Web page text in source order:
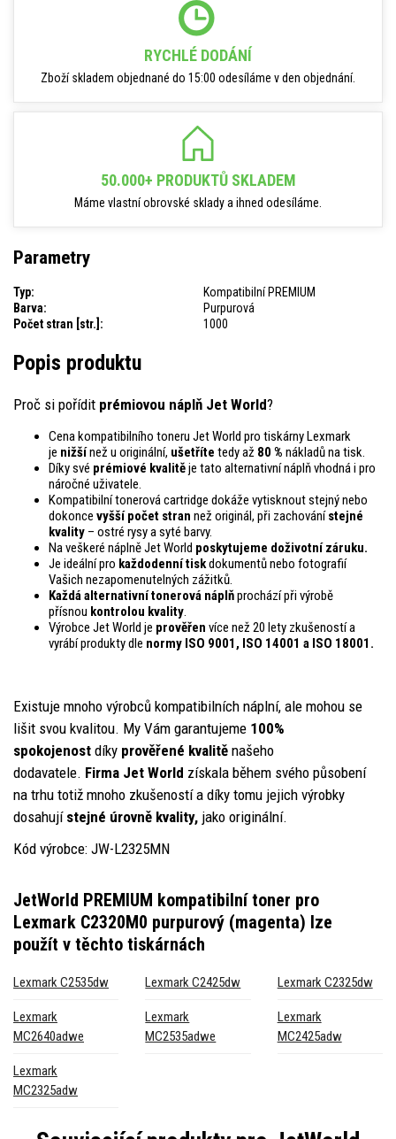
RYCHLÉ DODÁNÍ
Zboží skladem objednané do 15:00 odesíláme v den objednání.
50.000+ PRODUKTŮ SKLADEM
Máme vlastní obrovské sklady a ihned odesíláme.
Parametry
Typ:
Kompatibilní PREMIUM
Barva:
Purpurová
Počet stran [str.]:
1000
Popis produktu
Proč si pořídit prémiovou náplň Jet World?
Cena kompatibilního toneru Jet World pro tiskárny Lexmark
je nižšínež u originální, ušetříte tedy až 80 % nákladů na tisk.
Díky své prémiové kvalitěje tato alternativní náplň vhodná i pro
náročné uživatele.
Kompatibilní tonerová cartridge dokáže vytisknout stejný nebo
dokonce vyšší počet stran než originál, při zachovánístejné
kvality – ostré rysy a syté barvy.
Na veškeré náplně Jet World poskytujeme doživotní záruku.
Je ideální pro každodenní tiskdokumentů nebo fotografií
Vašich nezapomenutelných zážitků.
Každá alternativní tonerová náplňprochází při výrobě
přísnou kontrolou kvality.
Výrobce Jet World je prověřen více než 20 lety zkušeností a
vyrábí produkty dle normy ISO 9001, ISO 14001 a ISO 18001.
Existuje mnoho výrobců kompatibilních náplní, ale mohou se
lišit svou kvalitou. My Vám garantujeme 100%
spokojenost díky prověřené kvalitě našeho
dodavatele. Firma Jet World získala během svého působení
na trhu totiž mnoho zkušeností a díky tomu jejich výrobky
dosahují stejné úrovně kvality, jako originální.
Kód výrobce: JW-L2325MN
JetWorld PREMIUM kompatibilní toner pro
Lexmark C2320M0 purpurový (magenta) lze
použít v těchto tiskárnách
Lexmark C2535dw Lexmark C2425dw Lexmark C2325dw
Lexmark
MC2640adwe
Lexmark
MC2535adwe
Lexmark
MC2425adw
Lexmark
MC2325adw